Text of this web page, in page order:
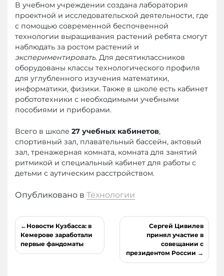
В учебном учреждении создана лаборатория
проектной и исследовательской деятельности, где
с помощью современной беспочвенной
технологии выращивания растений ребята смогут
наблюдать за ростом растений и
экспериментировать. Для десятиклассников
оборудованы классы технологического профиля
для углубленного изучения математики,
информатики, физики. Также в школе есть кабинет
робототехники с необходимыми учебными
пособиями и приборами.
Всего в школе 27 учебных кабинетов,
спортивный зал, плавательный бассейн, актовый
зал, тренажерная комната, комната для занятий
ритмикой и специальный кабинет для работы с
детьми с аутическим расстройством.
Опубликовано в Технологии
Навигация
по
записям
Новости Кузбасса: в
Кемерове заработали
первые фандоматы
Сергей Цивилев
принял участие в
совещании с
президентом России